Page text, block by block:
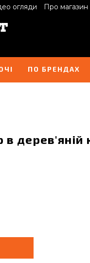
огляди Про магазин
ПО БРЕНДАХ
в дерев'яній